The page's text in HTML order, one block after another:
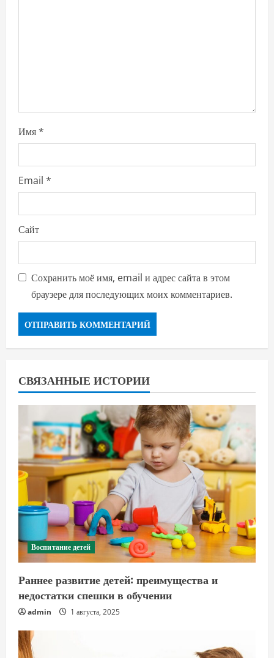
Имя*
Email *
Сайт
Сохранить моё имя, email и адрес сайта в этом
браузере для последующих моих комментариев.
СВЯЗАННЫЕ ИСТОРИИ
Воспитание детей
Раннее развитие детей: преимущества и
недостатки спешки в обучении
admin 1 августа, 2025